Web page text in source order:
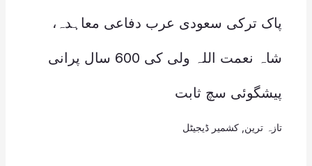
پاک ترکی سعودی عرب دفاعی معاہدہ،
شاہ نعمت اللہ ولی کی 600 سال پرانی
پیشگوئی سچ ثابت
تازہ ترین کشمیر ڈیجیٹل